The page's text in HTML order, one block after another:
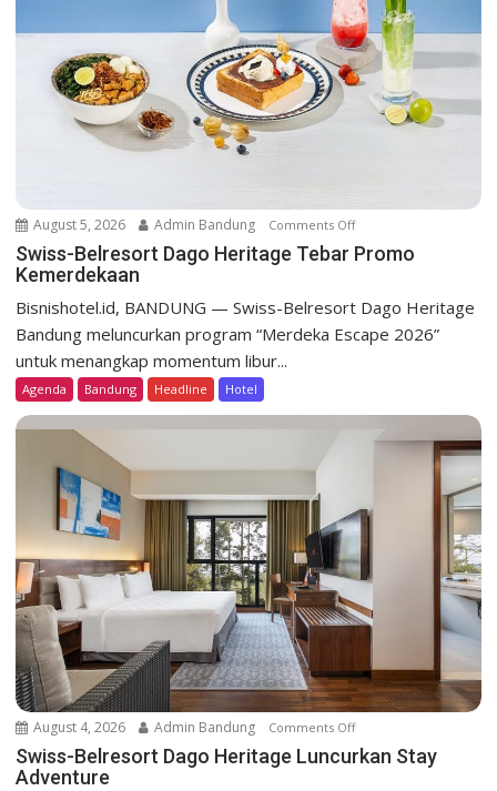
August 5, 2026 Admin Bandung Comments Offo
n
B
e
o
t
g
o
e
Swiss-Belresort Dago Heritage Tebar Promo
Kemerdekaan
Bisnishotel.id, BANDUNG — Swiss-Belresort Dago Heritage
Bandung meluncurkan program “Merdeka Escape 2026”
untuk menangkap momentum libur...
Agenda Bandung Headline Hotel
August 4, 2026 Admin Bandung Comments Offo
n
Swiss-Belresort Dago Heritage Luncurkan Stay
Adventure